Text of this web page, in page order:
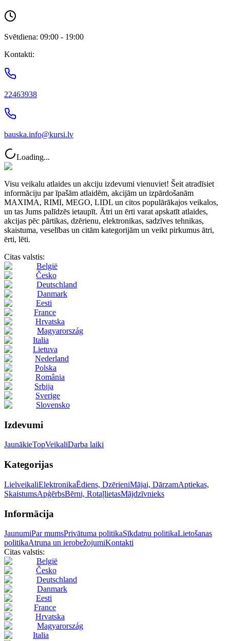
Svētdiena: 09:00 - 19:00
Kontakti:
22463938
bauska.info@kursi.lv
Loading...
Visu veikalu atlaides un akciju izdevumi vienuviet! Šeit atradīsiet
informāciju par īpašām atlaidēm, akcijām un izpārdošanām
MAXIMA, RIMI, MEGO, LIDL un citos populārākajos veikalos,
un tas Jums palīdzēs ietaupīt. Ātri un ērti varat apskatīt atlaides,
akcijas pēc pārtikas, dzērienu, elektronikas, sadzīves tehnikas,
skaistuma, veselības un citām kategorijām un veikt pirkumus ātri,
ērti, lēti.
Citas valstis:
België
Česko
Deutschland
Danmark
Eesti
France
Hrvatska
Magyarország
Italia
Lietuva
Nederland
Polska
România
Srbija
Sverige
Slovensko
Izdevumi
JaunākieTopVeikaliDarba laiki
Kategorijas
LielveikaliElektronikaĒdiens, DzērieniMājai, DārzamAptiekas,
SkaistumsApģērbsBērni, RotaļlietasMājdzīvnieks
Informācija
JaunumiPar mumsPrivātuma politikaSīkdatņu politikaLietošanas
politikaAtruna un ierobežojumiKontakti
Citas valstis:
België
Česko
Deutschland
Danmark
Eesti
France
Hrvatska
Magyarország
Italia